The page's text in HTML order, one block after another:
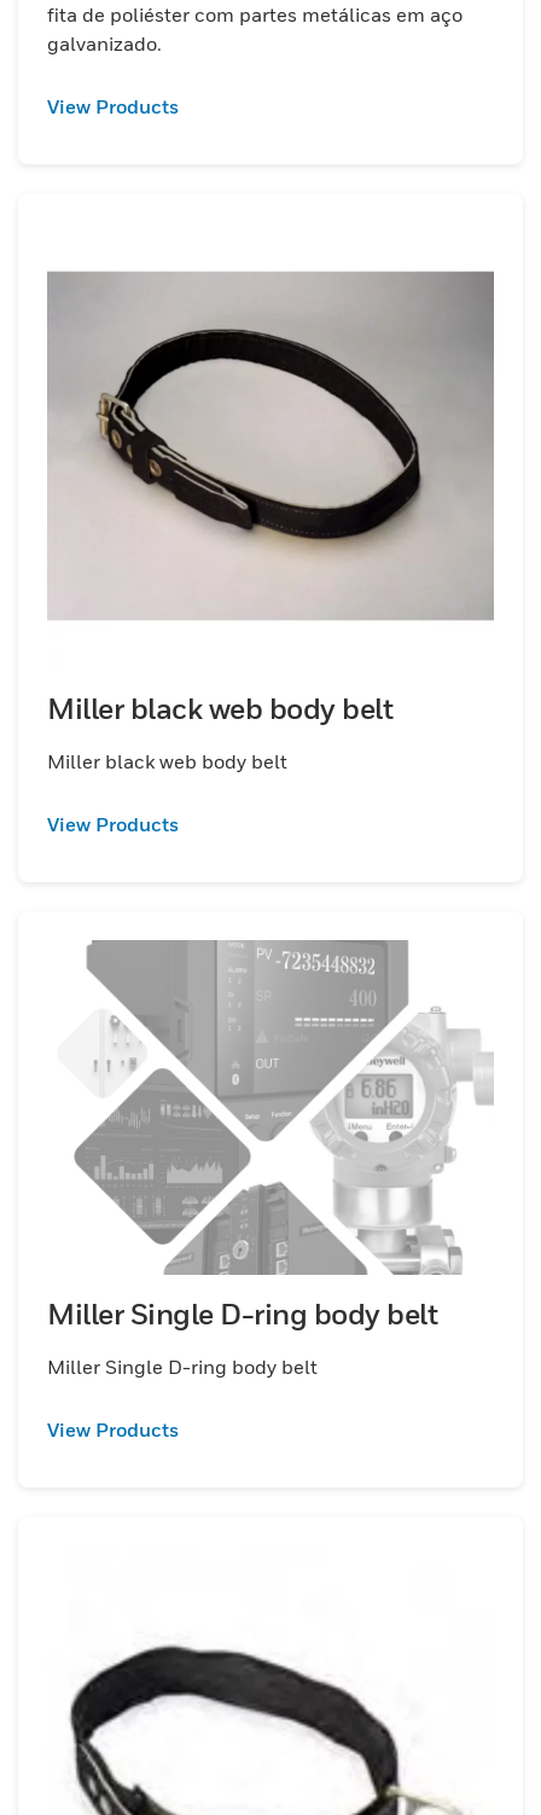
fita de poliéster com partes metálicas em aço
galvanizado.
View Products
Miller black web body belt
Miller black web body belt
View Products
Miller Single D-ring body belt
Miller Single D-ring body belt
View Products